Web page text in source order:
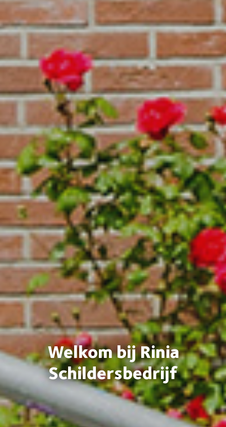
Over GlansGarant
De 7 fraaie voordelen
Een offerte aanvragen
Rinia Schildersbedrijf
Onze contactgegevens
De Munniksplaat 1
8754 HG Makkum
Stuur een bericht
Neem telefonisch contact met ons op: 0515-232223
Welkom bij Rinia
Schildersbedrijf